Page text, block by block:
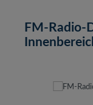
FM-Radio-
Bildergalerie